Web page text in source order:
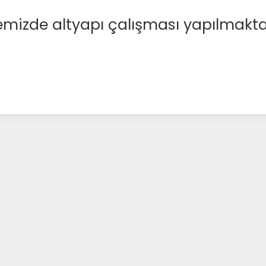
altyapı çalışması